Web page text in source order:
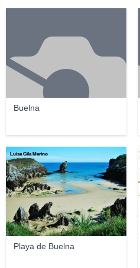
Buelna
Playa de Buelna
Luisa Gila Merino